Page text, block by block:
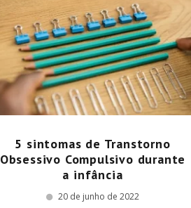
5 sintomas de Transtorno
Obsessivo Compulsivo durante
a infância
20 de junho de 2022